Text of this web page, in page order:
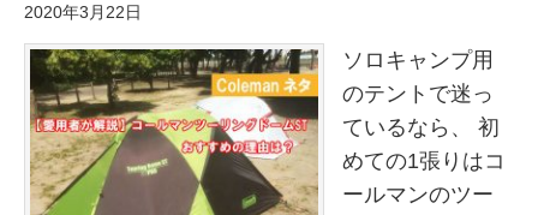
2020年3月22日
ソロキャンプ用
のテントで迷っ
ているなら、 初
めての1張りはコ
ールマンのツー